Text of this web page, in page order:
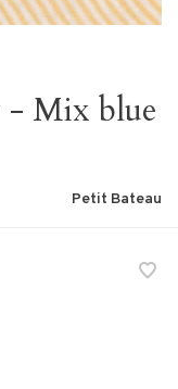
- Mix blue
Petit Bateau